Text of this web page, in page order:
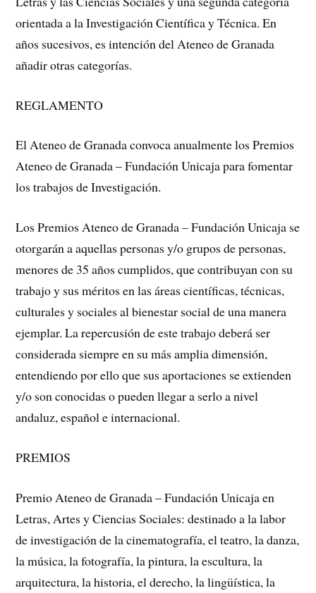
orientada a la Investigación Científica y Técnica. En
años sucesivos, es intención del Ateneo de Granada
añadir otras categorías.
REGLAMENTO
El Ateneo de Granada convoca anualmente los Premios
Ateneo de Granada – Fundación Unicaja para fomentar
los trabajos de Investigación.
Los Premios Ateneo de Granada – Fundación Unicaja se
otorgarán a aquellas personas y/o grupos de personas,
menores de 35 años cumplidos, que contribuyan con su
trabajo y sus méritos en las áreas científicas, técnicas,
culturales y sociales al bienestar social de una manera
ejemplar. La repercusión de este trabajo deberá ser
considerada siempre en su más amplia dimensión,
entendiendo por ello que sus aportaciones se extienden
y/o son conocidas o pueden llegar a serlo a nivel
andaluz, español e internacional.
PREMIOS
Premio Ateneo de Granada – Fundación Unicaja en
Letras, Artes y Ciencias Sociales: destinado a la labor
de investigación de la cinematografía, el teatro, la danza,
la música, la fotografía, la pintura, la escultura, la
arquitectura, la historia, el derecho, la lingüística, la